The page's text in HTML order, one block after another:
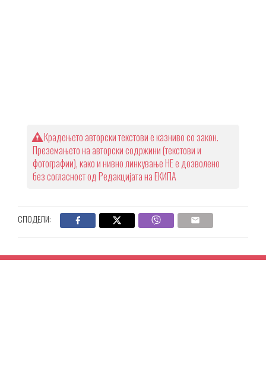
Крадењето авторски текстови е казниво со закон.
Преземањето на авторски содржини (текстови и
фотографии), како и нивно линкување НЕ е дозволено
без согласност од Редакцијата на ЕКИПА
СПОДЕЛИ: